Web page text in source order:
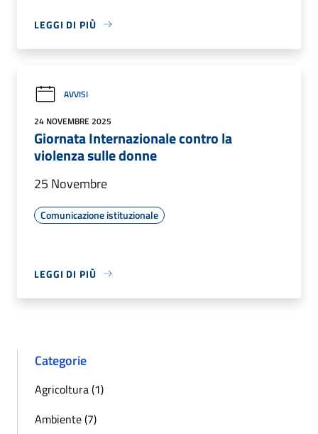
LEGGI DI PIÙ
AVVISI
24 NOVEMBRE 2025
Giornata Internazionale contro la
violenza sulle donne
25 Novembre
Comunicazione istituzionale
LEGGI DI PIÙ
Categorie
Agricoltura (1)
Ambiente (7)